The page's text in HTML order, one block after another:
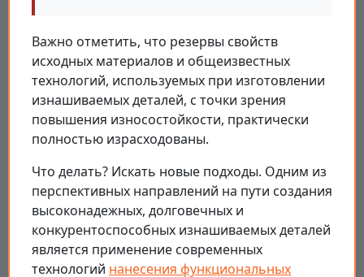
Важно отметить, что резервы свойств
исходных материалов и общеизвестных
технологий, используемых при изготовлении
изнашиваемых деталей, с точки зрения
повышения износостойкости, практически
полностью израсходованы.
Что делать? Искать новые подходы. Одним из
перспективных направлений на пути создания
высоконадежных, долговечных и
конкурентоспособных изнашиваемых деталей
является применение современных
технологий нанесения функциональных